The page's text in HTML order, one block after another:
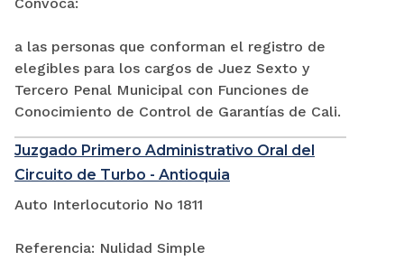
a las personas que conforman el registro de
elegibles para los cargos de Juez Sexto y
Tercero Penal Municipal con Funciones de
Conocimiento de Control de Garantías de Cali.
Juzgado Primero Administrativo Oral del
Circuito de Turbo - Antioquia
Auto Interlocutorio No 1811
Referencia: Nulidad Simple